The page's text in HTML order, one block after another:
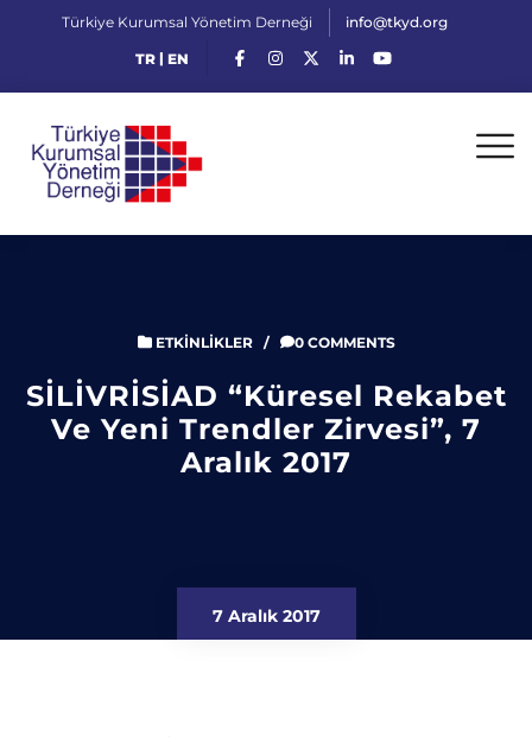
Türkiye Kurumsal Yönetim Derneği info@tkyd.org
TR| EN
ETKINLIKLER/ 0 COMMENTS
SİLİVRİSİAD “Küresel Rekabet
Ve Yeni Trendler Zirvesi”, 7
Aralık 2017
7 Aralık 2017